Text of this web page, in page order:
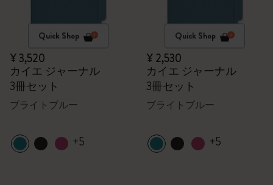
Quick Shop
¥ 3,520
カイエ ジャーナル
3冊セット
ブライトブルー
+5
Quick Shop
¥ 2,530
カイエ ジャーナル
3冊セット
ブライトブルー
+5